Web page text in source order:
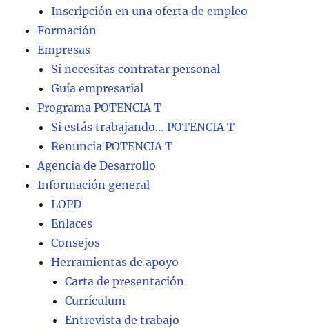
Inscripción en una oferta de empleo
Formación
Empresas
Si necesitas contratar personal
Guía empresarial
Programa POTENCIA T
Si estás trabajando… POTENCIA T
Renuncia POTENCIA T
Agencia de Desarrollo
Información general
LOPD
Enlaces
Consejos
Herramientas de apoyo
Carta de presentación
Currículum
Entrevista de trabajo